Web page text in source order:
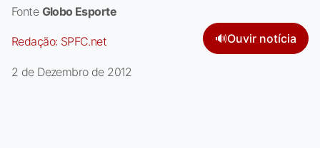
Fonte Globo Esporte
Redação: SPFC.net 🔊Ouvir notícia
2 de Dezembro de 2012